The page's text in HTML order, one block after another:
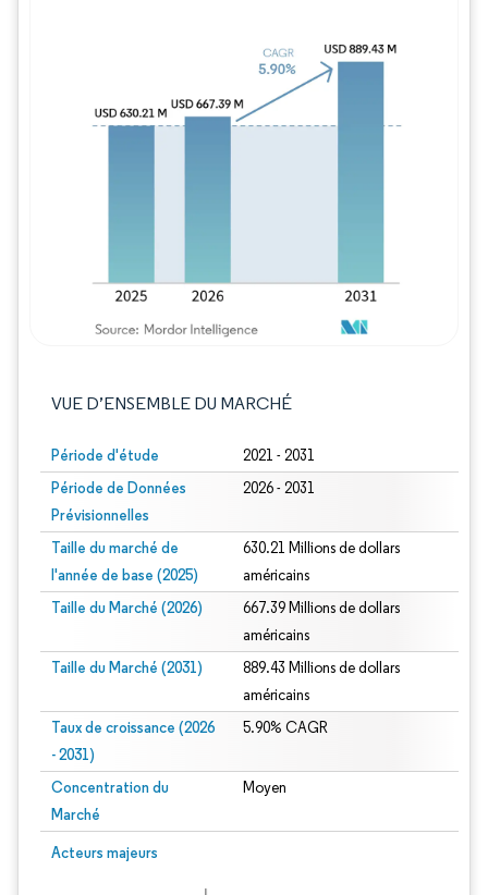
VUE D’ENSEMBLE DU MARCHÉ
Période d'étude 2021 - 2031
Période de Données
Prévisionnelles
2026 - 2031
Taille du marché de
l'année de base (2025)
630.21 Millions de dollars
américains
Taille du Marché (2026)
667.39 Millions de dollars
américains
Taille du Marché (2031)
889.43 Millions de dollars
américains
Taux de croissance (2026
- 2031)
5.90% CAGR
Concentration du
Marché
Moyen
Acteurs majeurs
Image © Mordor Intelligence. La réutilisation nécessite une attribution sous CC